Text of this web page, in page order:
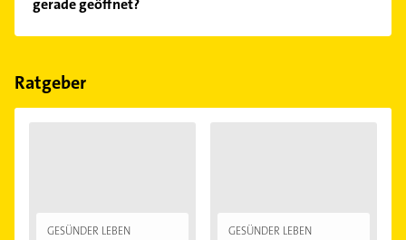
Empfehlungen. Die Suchergebnisse können Sie sich
einfach nachBewertungensortiert anzeigen lassen.
gerade geöffnet?
Im Anbieter-Bereich finden Sie alleÖffnungszeiten.
Feiertagen abweichen können.
Ratgeber
GESÜNDER LEBEN GESÜNDER LEBEN